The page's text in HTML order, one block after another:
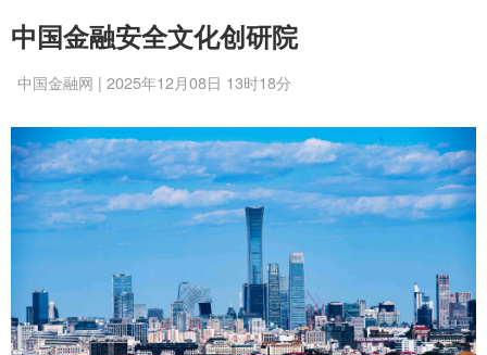
中国金融安全文化创研院
中国金融网 | 2025年12月08日 13时18分